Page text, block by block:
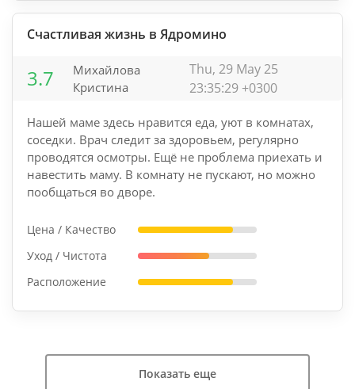
Счастливая жизнь в Ядромино
3.7
Михайлова
Кристина
Thu, 29 May 25
23:35:29 +0300
Нашей маме здесь нравится еда, уют в комнатах,
соседки. Врач следит за здоровьем, регулярно
проводятся осмотры. Ещё не проблема приехать и
навестить маму. В комнату не пускают, но можно
пообщаться во дворе.
Цена / Качество
Уход / Чистота
Расположение
Показать еще